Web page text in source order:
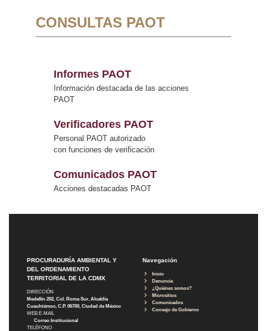
CONSULTAS PAOT
Informes PAOT
Información destacada de las acciones
PAOT
Verificadores PAOT
Personal PAOT autorizado
con funciones de verificación
Comunicados PAOT
Acciones destacadas PAOT
PROCURADURÍA AMBIENTAL Y
DEL ORDENAMIENTO
TERRITORIAL DE LA CDMX
DIRECCIÓN
Medellín 202, Col. Roma Sur, Alcaldía
Cuauhtémoc, C.P. 06700, Ciudad de México
WEB E-MAIL
Correo Institucional
TELÉFONO
Navegación
Inicio
Denuncia
¿Quiénes somos?
Micrositios
Comunicados
Consejo de Gobierno